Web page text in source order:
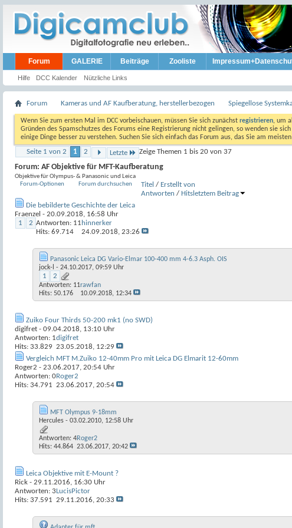
Forum
Hilfe DCC Kalender Nützliche Links
GALERIE Beiträge Zooliste
Forum Kameras und AF Kaufberatung, herstellerbezogen Spiegellose
Wenn Sie zum ersten Mal im DCC vorbeischauen, müssen Sie sich zunächst registrieren, um
Gründen des Spamschutzes des Forums eine Registrierung nicht gelingen, so wenden sie
einige Dinge besser zu verstehen. Suchen Sie sich einfach das Forum aus, das Sie am
Seite 1 von 2 1 2 Letzte Zeige Themen 1 bis 20 von 37
Forum: AF Objektive für MFT-Kaufberatung
Objektive für Olympus- & Panasonic und Leica
Forum-Optionen
Forum durchsuchen Titel / Erstellt von
Antworten / Hits letztem Beitrag
Die bebilderte Geschichte der Leica
Fraenzel - 20.09.2018, 16:58 Uhr
1
2 Antworten: 11
Hits: 69.714
hinnerker
24.09.2018, 23:26
Panasonic Leica DG Vario-Elmar 100-400 mm 4-6.3 Asph. OIS
jock-l - 24.10.2017, 09:59 Uhr
1 2
Antworten: 11
Hits: 50.176
rawfan
10.09.2018, 12:34
Zuiko Four Thirds 50-200 mk1 (no SWD)
digifret - 09.04.2018, 13:10 Uhr
Antworten: 1
Hits: 33.829
digifret
23.05.2018, 12:29
Vergleich MFT M.Zuiko 12-40mm Pro mit Leica DG Elmarit 12-60mm
Roger2 - 23.06.2017, 20:54 Uhr
Antworten: 0
Hits: 34.791
Roger2
23.06.2017, 20:54
MFT Olympus 9-18mm
Hercules - 03.02.2010, 12:58 Uhr
Antworten: 4
Hits: 44.864
Roger2
23.06.2017, 20:42
Leica Objektive mit E-Mount ?
Rick - 29.11.2016, 16:30 Uhr
Antworten: 3
Hits: 37.591
LucisPictor
29.11.2016, 20:33